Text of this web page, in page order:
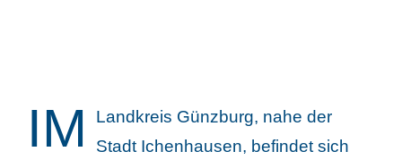
IM
Landkreis Günzburg, nahe der
Stadt Ichenhausen, befindet sich